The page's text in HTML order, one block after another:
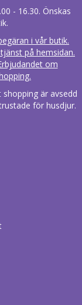
- 16.30. Önskas
i vår butik.
på hemsidan.
om
är avsedd
för husdjur.